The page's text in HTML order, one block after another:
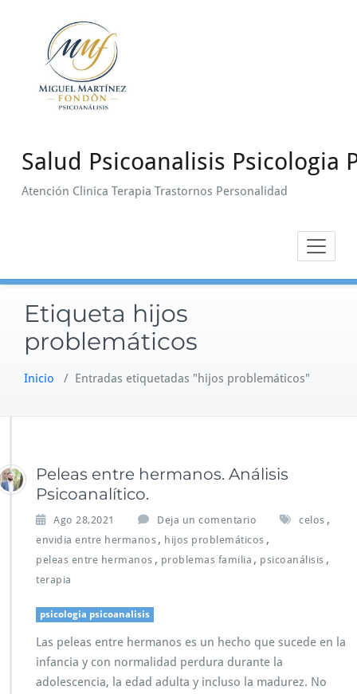
contenido
Salud Psicoanalisis Psicologia
Atención Clinica Terapia Trastornos Personalidad
Etiqueta hijos
problemáticos
Inicio / Entradas etiquetadas "hijos problemáticos"
Peleas entre hermanos. Análisis
Psicoanalítico.
Ago 28,2021 Deja un comentario celos ,
envidia entre hermanos , hijos problemáticos ,
peleas entre hermanos , problemas familia , psicoanálisis ,
terapia
psicologia psicoanalisis
Las peleas entre hermanos es un hecho que sucede en la
infancia y con normalidad perdura durante la
adolescencia, la edad adulta y incluso la madurez. No